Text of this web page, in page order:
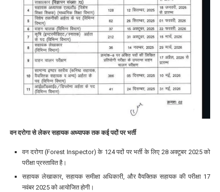
वन दरोगा से लेकर सहायक अध्यापक तक कई पदों पर भर्ती
वन दरोगा (Forest Inspector) के 124 पदों पर भर्ती के लिए 28 अक्टूबर 2025को
परीक्षा प्रस्तावित है।
सहायक लेखाकार,सहायक समीक्षा अधिकारी, औरवैयक्तिक सहायक की परीक्षा 17
नवंबर 2025को आयोजित होगी।